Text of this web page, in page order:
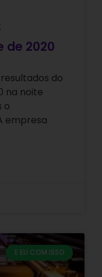
de 2020
do
na noite
o
empresa
E EU COM ISSO